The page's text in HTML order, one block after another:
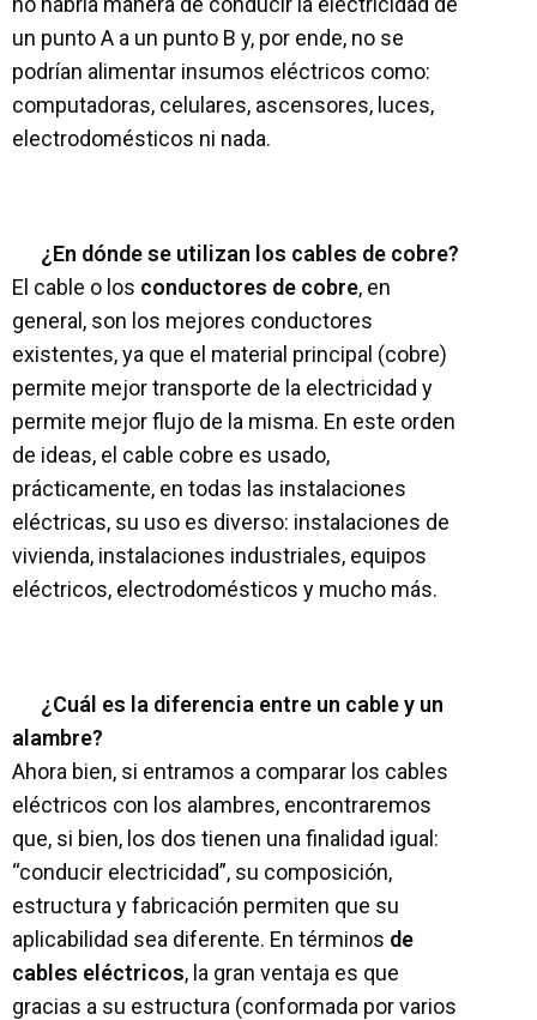
un punto A a un punto B y, por ende, no se
podrían alimentar insumos eléctricos como:
computadoras, celulares, ascensores, luces,
electrodomésticos ni nada.
¿En dónde se utilizan los cables de cobre?
El cable o los conductores de cobre, en
general, son los mejores conductores
existentes, ya que el material principal (cobre)
permite mejor transporte de la electricidad y
permite mejor flujo de la misma. En este orden
de ideas, el cable cobre es usado,
prácticamente, en todas las instalaciones
eléctricas, su uso es diverso: instalaciones de
vivienda, instalaciones industriales, equipos
eléctricos, electrodomésticos y mucho más.
¿Cuál es la diferencia entre un cable y un
alambre?
Ahora bien, si entramos a comparar los cables
eléctricos con los alambres, encontraremos
que, si bien, los dos tienen una finalidad igual:
“conducir electricidad”, su composición,
estructura y fabricación permiten que su
aplicabilidad sea diferente. En términos de
cables eléctricos, la gran ventaja es que
gracias a su estructura (conformada por varios